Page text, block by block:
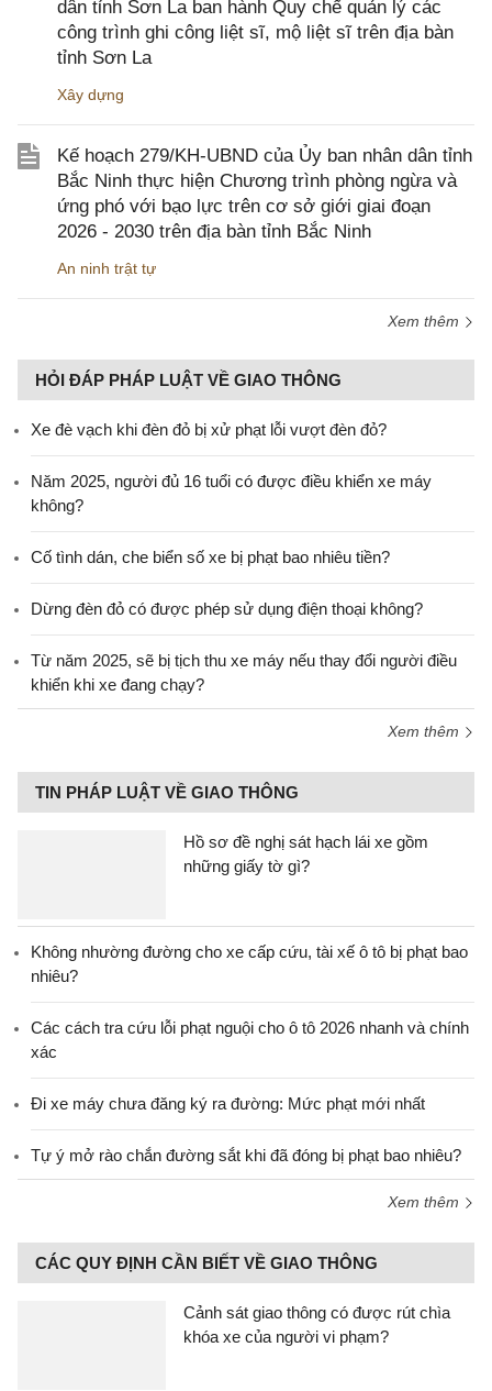
dân tỉnh Sơn La ban hành Quy chế quản lý các
công trình ghi công liệt sĩ, mộ liệt sĩ trên địa bàn
tỉnh Sơn La
Xây dựng
Kế hoạch 279/KH-UBND của Ủy ban nhân dân tỉnh
Bắc Ninh thực hiện Chương trình phòng ngừa và
ứng phó với bạo lực trên cơ sở giới giai đoạn
2026 - 2030 trên địa bàn tỉnh Bắc Ninh
An ninh trật tự
Xem thêm
HỎI ĐÁP PHÁP LUẬT VỀ GIAO THÔNG
Xe đè vạch khi đèn đỏ bị xử phạt lỗi vượt đèn đỏ?
Năm 2025, người đủ 16 tuổi có được điều khiển xe máy
không?
Cố tình dán, che biển số xe bị phạt bao nhiêu tiền?
Dừng đèn đỏ có được phép sử dụng điện thoại không?
Từ năm 2025, sẽ bị tịch thu xe máy nếu thay đổi người điều
khiển khi xe đang chạy?
Xem thêm
TIN PHÁP LUẬT VỀ GIAO THÔNG
Hồ sơ đề nghị sát hạch lái xe gồm
những giấy tờ gì?
Không nhường đường cho xe cấp cứu, tài xế ô tô bị phạt bao
nhiêu?
Các cách tra cứu lỗi phạt nguội cho ô tô 2026 nhanh và chính
xác
Đi xe máy chưa đăng ký ra đường: Mức phạt mới nhất
Tự ý mở rào chắn đường sắt khi đã đóng bị phạt bao nhiêu?
Xem thêm
CÁC QUY ĐỊNH CẦN BIẾT VỀ GIAO THÔNG
Cảnh sát giao thông có được rút chìa
khóa xe của người vi phạm?